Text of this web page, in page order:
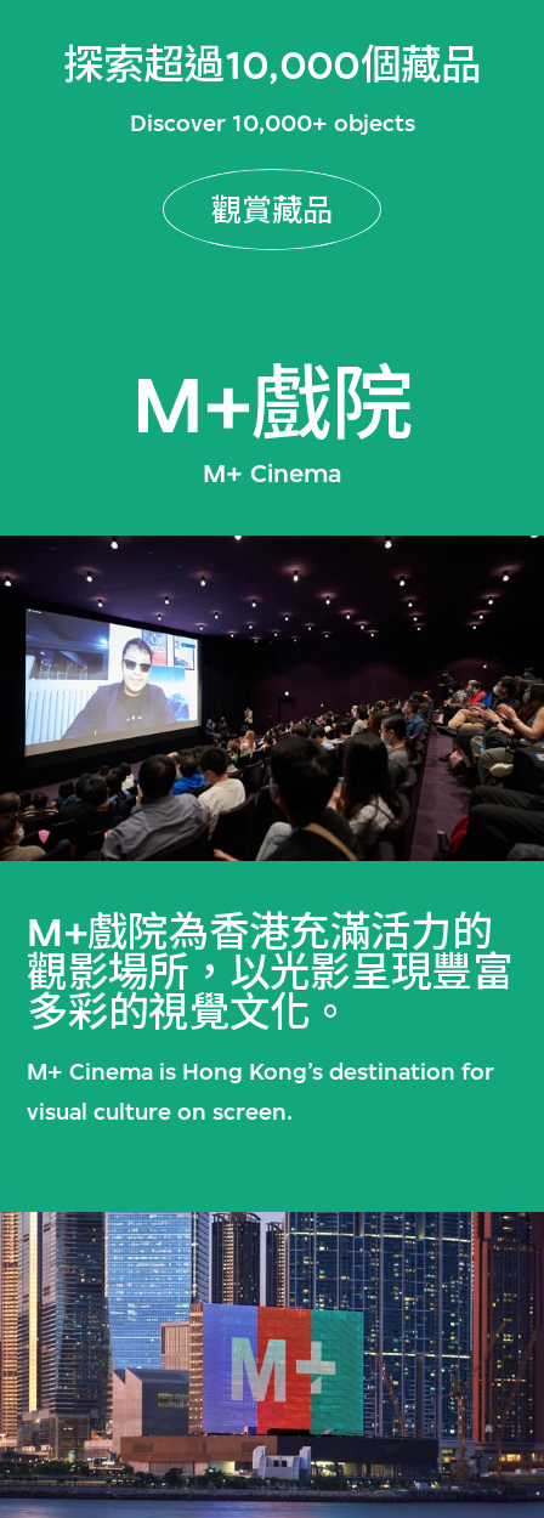
探索超過10,000個藏品
Discover 10,000+ objects
觀賞藏品
M+戲院
M+ Cinema
M+戲院為香港充滿活力的
觀影場所，以光影呈現豐富
多彩的視覺文化。
M+ Cinema is Hong Kong’s destination for
visual culture on screen.